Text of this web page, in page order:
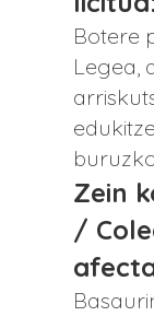
Botere
Legea,
Zein
/